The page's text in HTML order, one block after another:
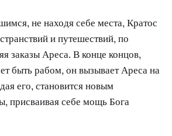
не находя себе места, Кратос
и путешествий, по
заказы Ареса. В конце концов,
быть рабом, он вызывает Ареса на
его, становится новым
присваивая себе мощь Бога